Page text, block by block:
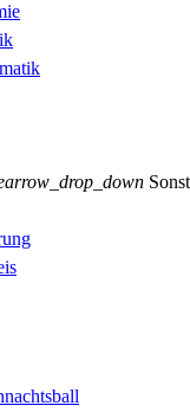
arrow_drop_down